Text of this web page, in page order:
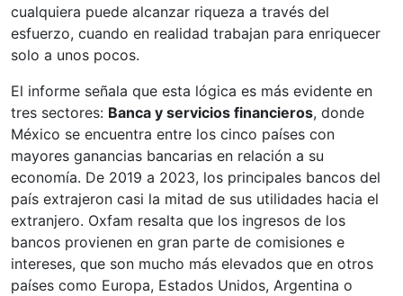
cualquiera puede alcanzar riqueza a través del
esfuerzo, cuando en realidad trabajan para enriquecer
solo a unos pocos.
El informe señala que esta lógica es más evidente en
tres sectores: Banca y servicios financieros, donde
México se encuentra entre los cinco países con
mayores ganancias bancarias en relación a su
economía. De 2019 a 2023, los principales bancos del
país extrajeron casi la mitad de sus utilidades hacia el
extranjero. Oxfam resalta que los ingresos de los
bancos provienen en gran parte de comisiones e
intereses, que son mucho más elevados que en otros
países como Europa, Estados Unidos, Argentina o